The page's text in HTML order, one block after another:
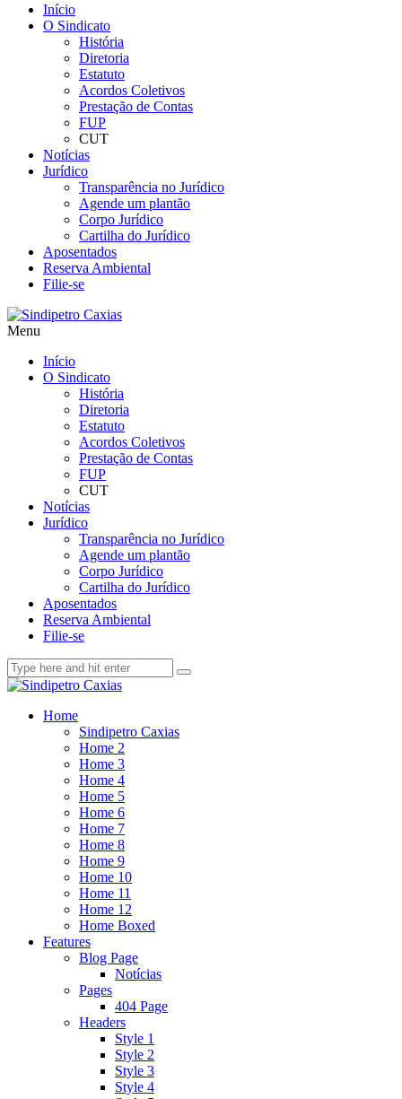
Início
O Sindicato
História
Diretoria
Estatuto
Acordos Coletivos
Prestação de Contas
FUP
CUT
Notícias
Jurídico
Transparência no Jurídico
Agende um plantão
Corpo Jurídico
Cartilha do Jurídico
Aposentados
Reserva Ambiental
Filie-se
Menu
Início
O Sindicato
História
Diretoria
Estatuto
Acordos Coletivos
Prestação de Contas
FUP
CUT
Notícias
Jurídico
Transparência no Jurídico
Agende um plantão
Corpo Jurídico
Cartilha do Jurídico
Aposentados
Reserva Ambiental
Filie-se
Home
Sindipetro Caxias
Home 2
Home 3
Home 4
Home 5
Home 6
Home 7
Home 8
Home 9
Home 10
Home 11
Home 12
Home Boxed
Features
Blog Page
Notícias
Pages
404 Page
Headers
Style 1
Style 2
Style 3
Style 4